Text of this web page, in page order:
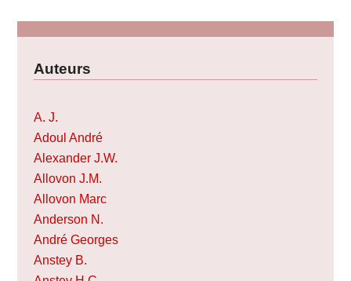
Auteurs
A. J.
Adoul André
Alexander J.W.
Allovon J.M.
Allovon Marc
Anderson N.
André Georges
Anstey B.